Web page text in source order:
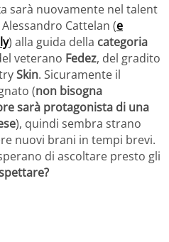
sarà nuovamente nel talent
Cattelan (e
) alla guida della categoria
veterano Fedez, del gradito
Skin. Sicuramente il
(non bisogna
sarà protagonista di una
), quindi sembra strano
nuovi brani in tempi brevi.
di ascoltare presto gli